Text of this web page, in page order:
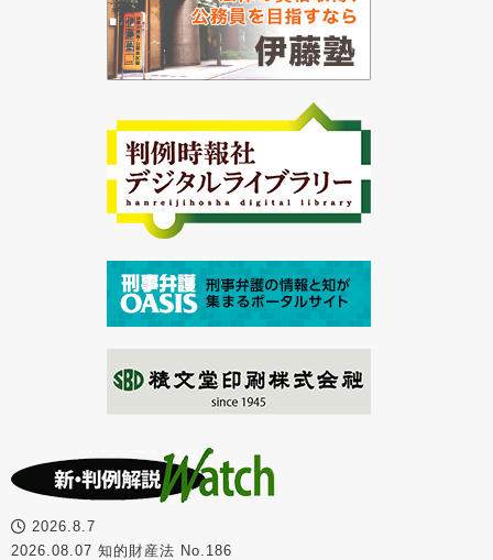
2026.8.7
2026.08.07 知的財産法 No.186